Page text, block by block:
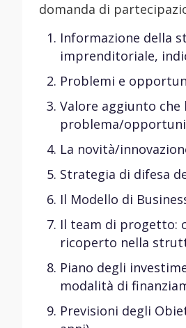
domanda di
Informazione della
imprenditoriale,
Problemi e
Valore aggiunto
problema/
La novità/
Strategia di difesa
Il Modello di
Il team di progetto:
ricoperto nella
Piano degli
modalità di
Previsioni degli